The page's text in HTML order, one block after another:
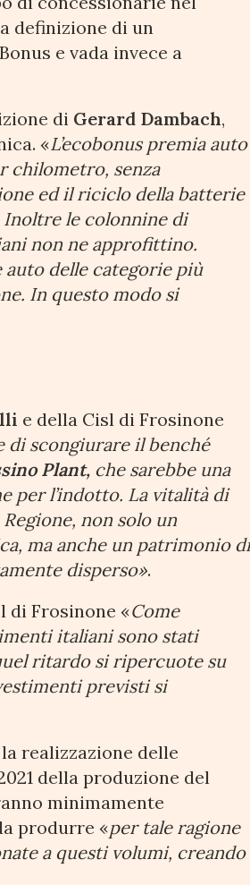
definizione di un
e vada invece a
di Gerard Dambach,
«L’ecobonus premia auto
chilometro, senza
ed il riciclo della batterie
Inoltre le colonnine di
non ne approfittino.
delle categorie più
In questo modo si
e della Cisl di Frosinone
di scongiurare il benché
Plant, che sarebbe una
per l’indotto. La vitalità di
non solo un
ma anche un patrimonio
disperso».
di Frosinone «Come
italiani sono stati
ritardo si ripercuote su
previsti si
realizzazione delle
della produzione del
minimamente
produrre «per tale ragione
a questi volumi, creando